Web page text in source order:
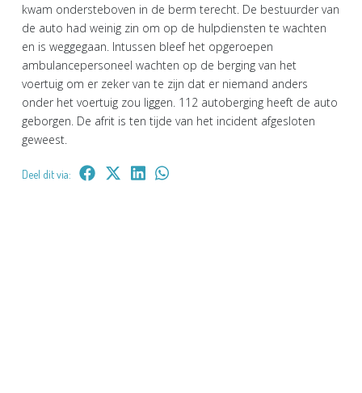
kwam ondersteboven in de berm terecht. De bestuurder van
de auto had weinig zin om op de hulpdiensten te wachten
en is weggegaan. Intussen bleef het opgeroepen
ambulancepersoneel wachten op de berging van het
voertuig om er zeker van te zijn dat er niemand anders
onder het voertuig zou liggen. 112 autoberging heeft de auto
geborgen. De afrit is ten tijde van het incident afgesloten
geweest.
Deel dit via: